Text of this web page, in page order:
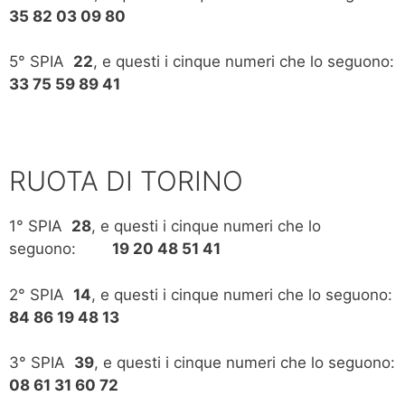
35 82 03 09 80
5° SPIA 22, e questi i cinque numeri che lo seguono:
33 75 59 89 41
RUOTA DI TORINO
1° SPIA 28, e questi i cinque numeri che lo
seguono: 19 20 48 51 41
2° SPIA 14, e questi i cinque numeri che lo seguono:
84 86 19 48 13
3° SPIA 39, e questi i cinque numeri che lo seguono:
08 61 31 60 72